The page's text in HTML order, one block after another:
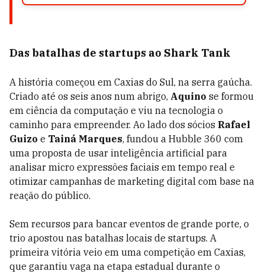
Das batalhas de startups ao Shark Tank
A história começou em Caxias do Sul, na serra gaúcha.
Criado até os seis anos num abrigo, Aquino se formou
em ciência da computação e viu na tecnologia o
caminho para empreender. Ao lado dos sócios Rafael
Guizo e Tainá Marques, fundou a Hubble 360 com
uma proposta de usar inteligência artificial para
analisar micro expressões faciais em tempo real e
otimizar campanhas de marketing digital com base na
reação do público.
Sem recursos para bancar eventos de grande porte, o
trio apostou nas batalhas locais de startups. A
primeira vitória veio em uma competição em Caxias,
que garantiu vaga na etapa estadual durante o